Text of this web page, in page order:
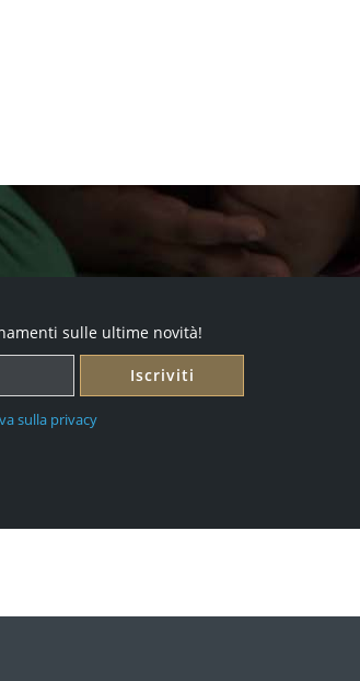
sulle ultime novità!
Iscriviti
sulla privacy